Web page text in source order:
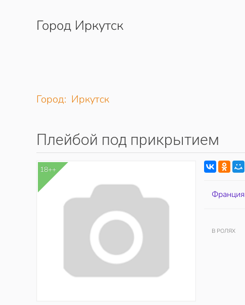
Перейти к содержимому
Город Иркутск
Город: Иркутск
Плейбой под прикрытием
18++
Франция
В РОЛЯХ